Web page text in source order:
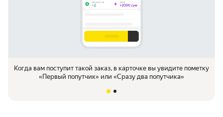
Когда вам поступит такой заказ, в карточке вы увидите пометку
«Первый попутчик» или «Сразу два попутчика»